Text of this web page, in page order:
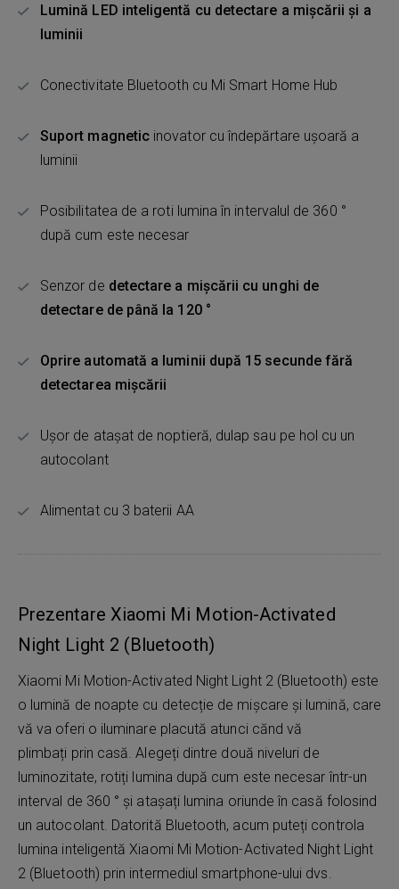
Lumină LED inteligentă cu detectare a mișcării și a
luminii
Conectivitate Bluetooth cu Mi Smart Home Hub
Suport magnetic inovator cu îndepărtare ușoară a
luminii
Posibilitatea de a roti lumina în intervalul de 360 ​​°
după cum este necesar
Senzor de detectare a mișcării cu unghi de
detectare de până la 120 °
Oprire automată a luminii după 15 secunde fără
detectarea mișcării
Ușor de atașat de noptieră, dulap sau pe hol cu ​​un
autocolant
Alimentat cu 3 baterii AA
Prezentare Xiaomi Mi Motion-Activated
Night Light 2 (Bluetooth)
Xiaomi Mi Motion-Activated Night Light 2 (Bluetooth) este
o lumină de noapte cu detecție de mișcare și lumină, care
vă va oferi o iluminare placută atunci cănd vă
plimbați prin casă. Alegeți dintre două niveluri de
luminozitate, rotiți lumina după cum este necesar într-un
interval de 360 ​​° și atașați lumina oriunde în casă folosind
un autocolant. Datorită Bluetooth, acum puteți controla
lumina inteligentă Xiaomi Mi Motion-Activated Night Light
2 (Bluetooth) prin intermediul smartphone-ului dvs.